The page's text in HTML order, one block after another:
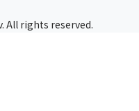
All rights reserved.